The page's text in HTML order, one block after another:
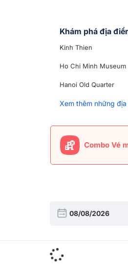
Khám phá địa
Kinh Thien
Ho Chi Minh Museum
Hanoi Old Quarter
Xem thêm những
Combo Vé